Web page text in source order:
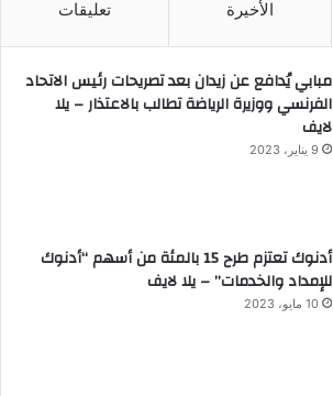
الأخيرة تعليقات
مبابي يُدافع عن زيدان بعد تصريحات رئيس الاتحاد
الفرنسي ووزيرة الرياضة تطالب بالاعتذار – يلا
لايف
9 يناير، 2023
أدنوك تعتزم طرح 15 بالمئة من أسهم “أدنوك
للإمداد والخدمات” – يلا لايف
10 مايو، 2023